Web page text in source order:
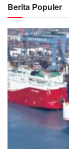
Berita Populer